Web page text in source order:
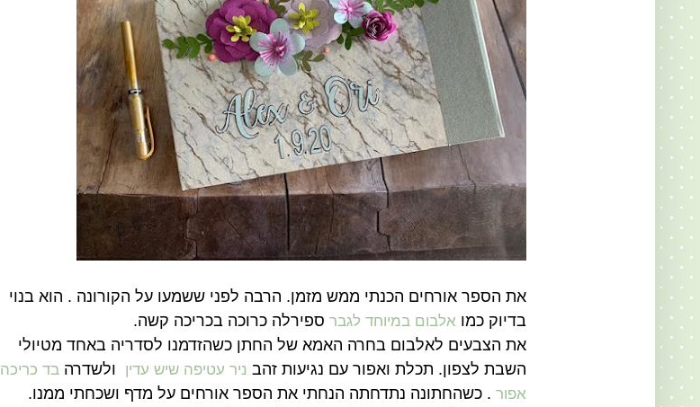
את הספר אורחים הכנתי ממש מזמן. הרבה לפני ששמעו על הקורונה . הוא בנוי
בדיוק כמו אלבום במיוחד לגבר ספירלה כרוכה בכריכה קשה.
את הצבעים לאלבום בחרה האמא של החתן כשהזדמנו לסדריה באחד מטיולי
השבת לצפון. תכלת ואפור עם נגיעות זהב ניר עטיפה שיש עדין ולשדרה בד כריכה
אפור . כשהחתונה נתדחתה הנחתי את הספר אורחים על מדף ושכחתי ממנו.